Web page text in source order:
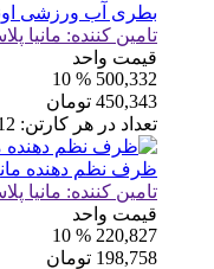
بطری آب ورزشی
تامین کننده: مانیا
قیمت واحد
500,332
% 10
450,343 تومان
تعداد در هر کارتن:
ظرف نظم دهنده مانیا
تامین کننده: مانیا
قیمت واحد
220,827
% 10
198,758 تومان